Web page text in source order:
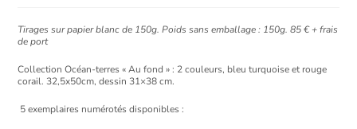
Tirages sur papier blanc de 150g. Poids sans emballage : 150g. 85 € + frais
de port
Collection Océan-terres « Au fond » : 2 couleurs, bleu turquoise et rouge
corail. 32,5x50cm, dessin 31×38 cm.
5 exemplaires numérotés disponibles :